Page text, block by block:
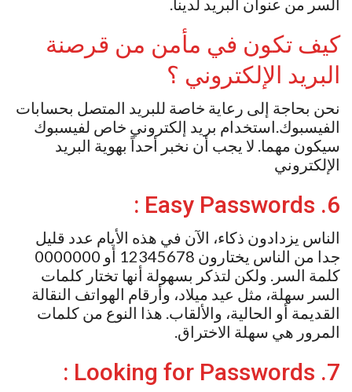
السر من عنوان البريد لدينا.
كيف تكون في مأمن من قرصنة
البريد الإلكتروني ؟
نحن بحاجة إلى رعاية خاصة للبريد المتصل بحسابات
الفيسبوك.استخدام بريد إلكتروني خاص لفيسبوك
سيكون مهما. لا يجب أن نخبر أحداً بهوية البريد
الإلكتروني
6. Easy Passwords :
الناس يزدادون ذكاء، الآن في هذه الأيام عدد قليل
جدا من الناس يختارون 12345678 أو 0000000
كلمة السر. ولكن لتذكر بسهولة أنها تختار كلمات
السر سهلة، مثل عيد ميلاد، وأرقام الهواتف النقالة
القديمة أو الحالية، والألقاب. هذا النوع من كلمات
المرور هي سهلة الاختراق.
7. Looking for Passwords :